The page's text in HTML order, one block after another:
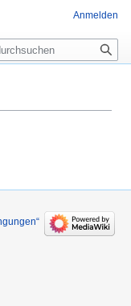
Anmelden